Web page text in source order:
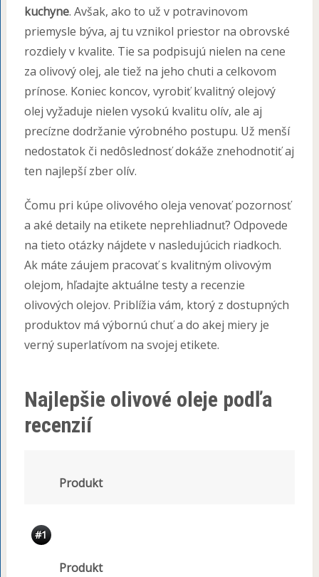
kuchyne. Avšak, ako to už v potravinovom
priemysle býva, aj tu vznikol priestor na obrovské
rozdiely v kvalite. Tie sa podpisujú nielen na cene
za olivový olej, ale tiež na jeho chuti a celkovom
prínose. Koniec koncov, vyrobiť kvalitný olejový
olej vyžaduje nielen vysokú kvalitu olív, ale aj
precízne dodržanie výrobného postupu. Už menší
nedostatok či nedôslednosť dokáže znehodnotiť aj
ten najlepší zber olív.
Čomu pri kúpe olivového oleja venovať pozornosť
a aké detaily na etikete neprehliadnuť? Odpovede
na tieto otázky nájdete v nasledujúcich riadkoch.
Ak máte záujem pracovať s kvalitným olivovým
olejom, hľadajte aktuálne testy a recenzie
olivových olejov. Priblížia vám, ktorý z dostupných
produktov má výbornú chuť a do akej miery je
verný superlatívom na svojej etikete.
Najlepšie olivové oleje podľa
recenzií
Produkt
#1
Produkt